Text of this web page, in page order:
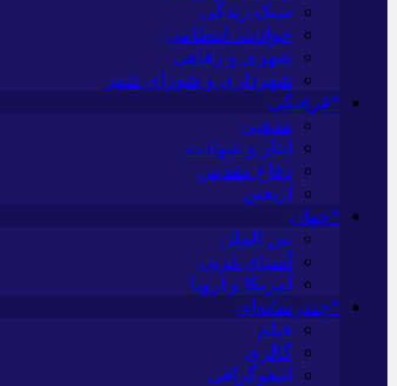
سبک زندگی
حوادث، انتظامی
شهری و رفاهی
شهرداری و شورای شهر
*فرهنگی
مذهبی
ایثار و شهادت
دفاع مقدس
اربعین
*جهان
بین الملل
آسیای غربی
آمریکا و اروپا
*چندرسانه‌ای
فیلم
گالری
اینفوگرافی